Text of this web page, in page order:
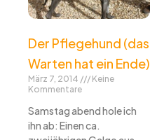
Der Pflegehund (das
Warten hat ein Ende)
März 7, 2014
Keine
Kommentare
Samstag abend hole ich
ihn ab: Einen ca.